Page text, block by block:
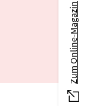
Zum Online-Magazin